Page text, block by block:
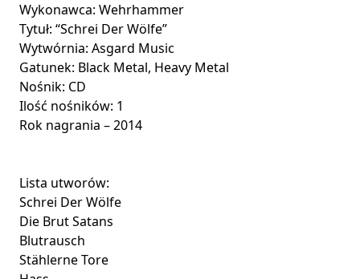
Wykonawca: Wehrhammer
Tytuł: “Schrei Der Wölfe”
Wytwórnia: Asgard Music
Gatunek: Black Metal, Heavy Metal
Nośnik: CD
Ilość nośników: 1
Rok nagrania – 2014
Lista utworów:
Schrei Der Wölfe
Die Brut Satans
Blutrausch
Stählerne Tore